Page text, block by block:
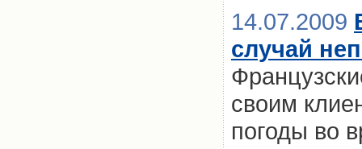
14.07.2009
случай
своим
погоды во